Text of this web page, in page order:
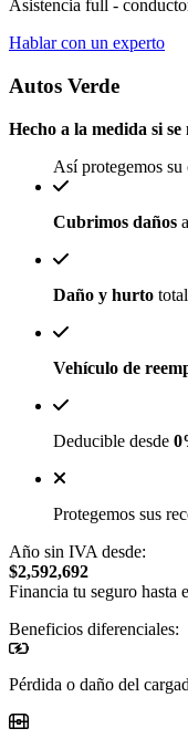
Asistencia full -
Hablar con un experto
Autos Verde
Hecho a la medida si
Así protegemos su
Cubrimos daños
Daño y hurto
Vehículo de
Deducible desde
Protegemos sus
Año sin IVA desde:
$2,592,692
Financia tu seguro hasta
Beneficios diferenciales:
Pérdida o daño del